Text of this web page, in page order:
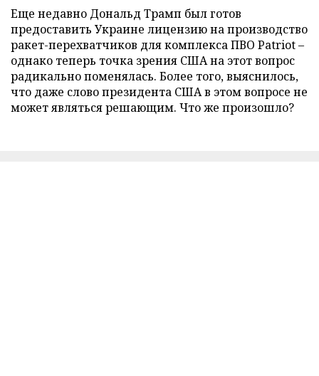
Еще недавно Дональд Трамп был готов
предоставить Украине лицензию на производство
ракет-перехватчиков для комплекса ПВО Patriot –
однако теперь точка зрения США на этот вопрос
радикально поменялась. Более того, выяснилось,
что даже слово президента США в этом вопросе не
может являться решающим. Что же произошло?